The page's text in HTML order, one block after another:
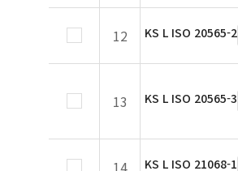
12 KS L ISO 20565-2
13 KS L ISO 20565-3
14 KS L ISO 21068-1